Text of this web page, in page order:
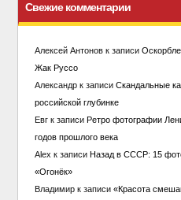
Свежие комментарии
Алексей Антоновк записи
Жак Руссо
Александрк записи Скандальные
российской глубинке
Евгк записи Ретро фотографии
годов прошлого века
Alexк записи Назад в СССР: 15
«Огонёк»
Владимирк записи «Красота